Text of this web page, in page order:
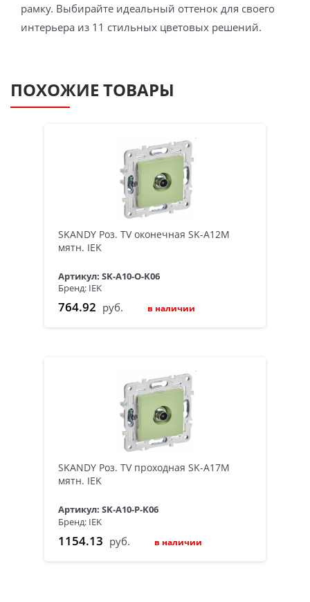
рамку. Выбирайте идеальный оттенок для своего
интерьера из 11 стильных цветовых решений.
ПОХОЖИЕ ТОВАРЫ
SKANDY Роз. TV оконечная SK-A12M
мятн. IEK
Артикул: SK-A10-O-K06
Бренд: IEK
764.92 руб. в наличии
SKANDY Роз. TV проходная SK-A17M
мятн. IEK
Артикул: SK-A10-P-K06
Бренд: IEK
1154.13 руб. в наличии